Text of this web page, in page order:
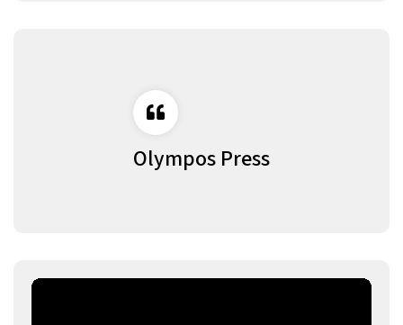
Olympos Press